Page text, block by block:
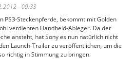
- 09:33
PS3-Steckenpferde, bekommt mit Golden
verdienten Handheld-Ableger. Da der
ansteht, hat Sony es nun natürlich nicht
Launch-Trailer zu veröffentlichen, um die
richtig in Stimmung zu bringen.